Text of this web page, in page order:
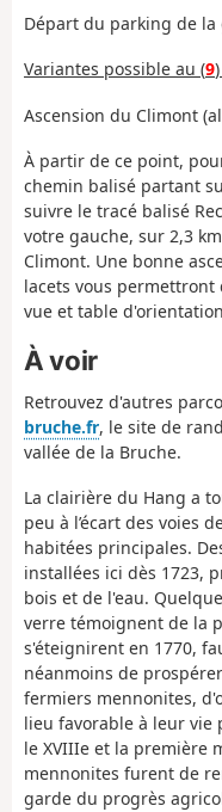
Départ du parking de
Variantes possible au (9
Ascension du Climont
À partir de ce point,
chemin balisé partant
suivre le tracé balisé
votre gauche, sur 2,3
Climont. Une bonne
lacets vous permettront
vue et table
À voir
Retrouvez d'autres
bruche.fr, le site de
vallée de la Bruche.
La clairière du Hang a
peu à l’écart des voies
habitées principales.
installées ici dès 1723,
bois et de l'eau.
verre témoignent de la
s'éteignirent en 1770,
néanmoins de
fermiers mennonites,
lieu favorable à leur vie
le XVIIIe et la première
mennonites furent de
garde du progrès